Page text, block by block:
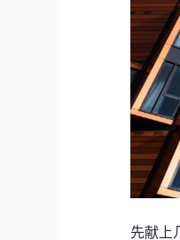
先献上